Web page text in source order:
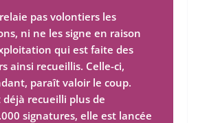
pas volontiers les
ni ne les signe en raison
qui est faite des
ainsi recueillis. Celle-ci,
paraît valoir le coup.
déjà recueilli plus de
signatures, elle est lancée